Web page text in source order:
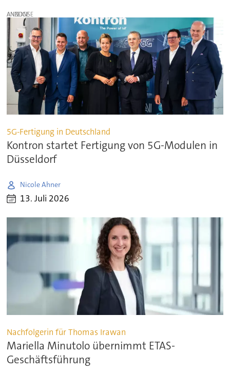
ANZEIGE
5G-Fertigung in Deutschland
Kontron startet Fertigung von 5G-Modulen in
Düsseldorf
Nicole Ahner
13. Juli 2026
Nachfolgerin für Thomas Irawan
Mariella Minutolo übernimmt ETAS-
Geschäftsführung